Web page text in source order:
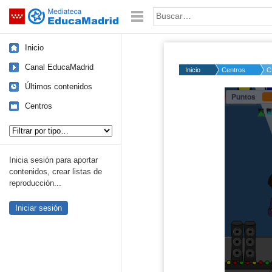
Saltar navegación Palabra o frase:
Inicio
Canal EducaMadrid
Últimos contenidos
Centros
Inicia sesión para aportar
contenidos, crear listas de
reproducción...
Iniciar sesión
Inicio Centros